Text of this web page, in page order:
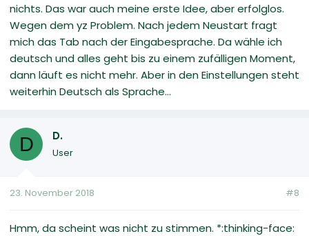
nichts. Das war auch meine erste Idee, aber erfolglos.
Wegen dem yz Problem. Nach jedem Neustart fragt
mich das Tab nach der Eingabesprache. Da wähle ich
deutsch und alles geht bis zu einem zufälligen Moment,
dann läuft es nicht mehr. Aber in den Einstellungen steht
weiterhin Deutsch als Sprache...
D D.
User
23. November 2018 #8
Hmm, da scheint was nicht zu stimmen. *:thinking-face: